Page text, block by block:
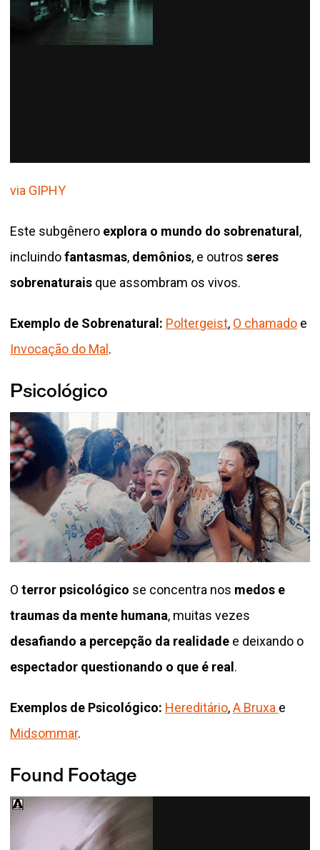
via GIPHY
Este subgênero explora o mundo do sobrenatural,
incluindofantasmas, demônios, e outros seres
sobrenaturais que assombram os vivos.
Exemplo de Sobrenatural: Poltergeist, O chamado e
Invocação do Mal.
Psicológico
O terror psicológico se concentra nos medos e
traumas da mente humana, muitas vezes
desafiando a percepção da realidade e deixando o
espectador questionando o que é real .
Exemplos de Psicológico: Hereditário,A Bruxa e
Midsommar.
Found Footage